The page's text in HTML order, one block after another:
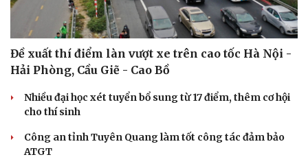
Đề xuất thí điểm làn vượt xe trên cao tốc Hà Nội -
Hải Phòng, Cầu Giẽ - Cao Bồ
Nhiều đại học xét tuyển bổ sung từ 17 điểm, thêm cơ hội
cho thí sinh
Công an tỉnh Tuyên Quang làm tốt công tác đảm bảo
ATGT